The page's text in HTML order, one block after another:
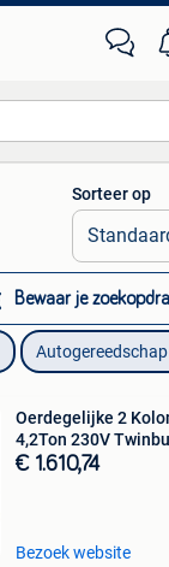
Alle afstanden…
Sorteer op
Bewaar je
Autogereedschap
Oerdegelijke 2
4,2Ton 230V
€ 1.610,74
Bezoek website